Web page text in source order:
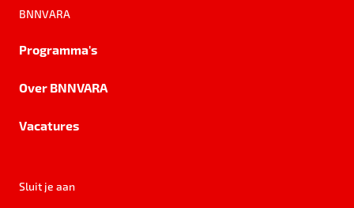
BNNVARA
Programma's
Over BNNVARA
Vacatures
Sluit je aan